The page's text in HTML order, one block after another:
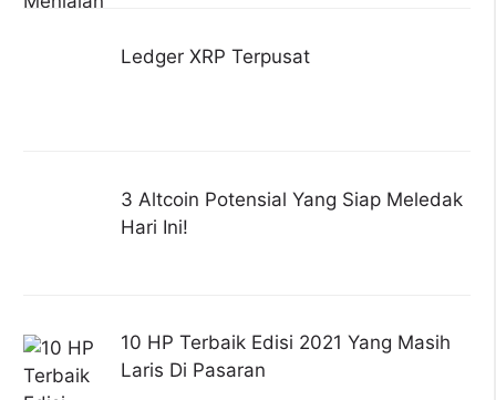
Ledger XRP Terpusat
3 Altcoin Potensial Yang Siap Meledak
Hari Ini!
10 HP Terbaik Edisi 2021 Yang Masih
Laris Di Pasaran